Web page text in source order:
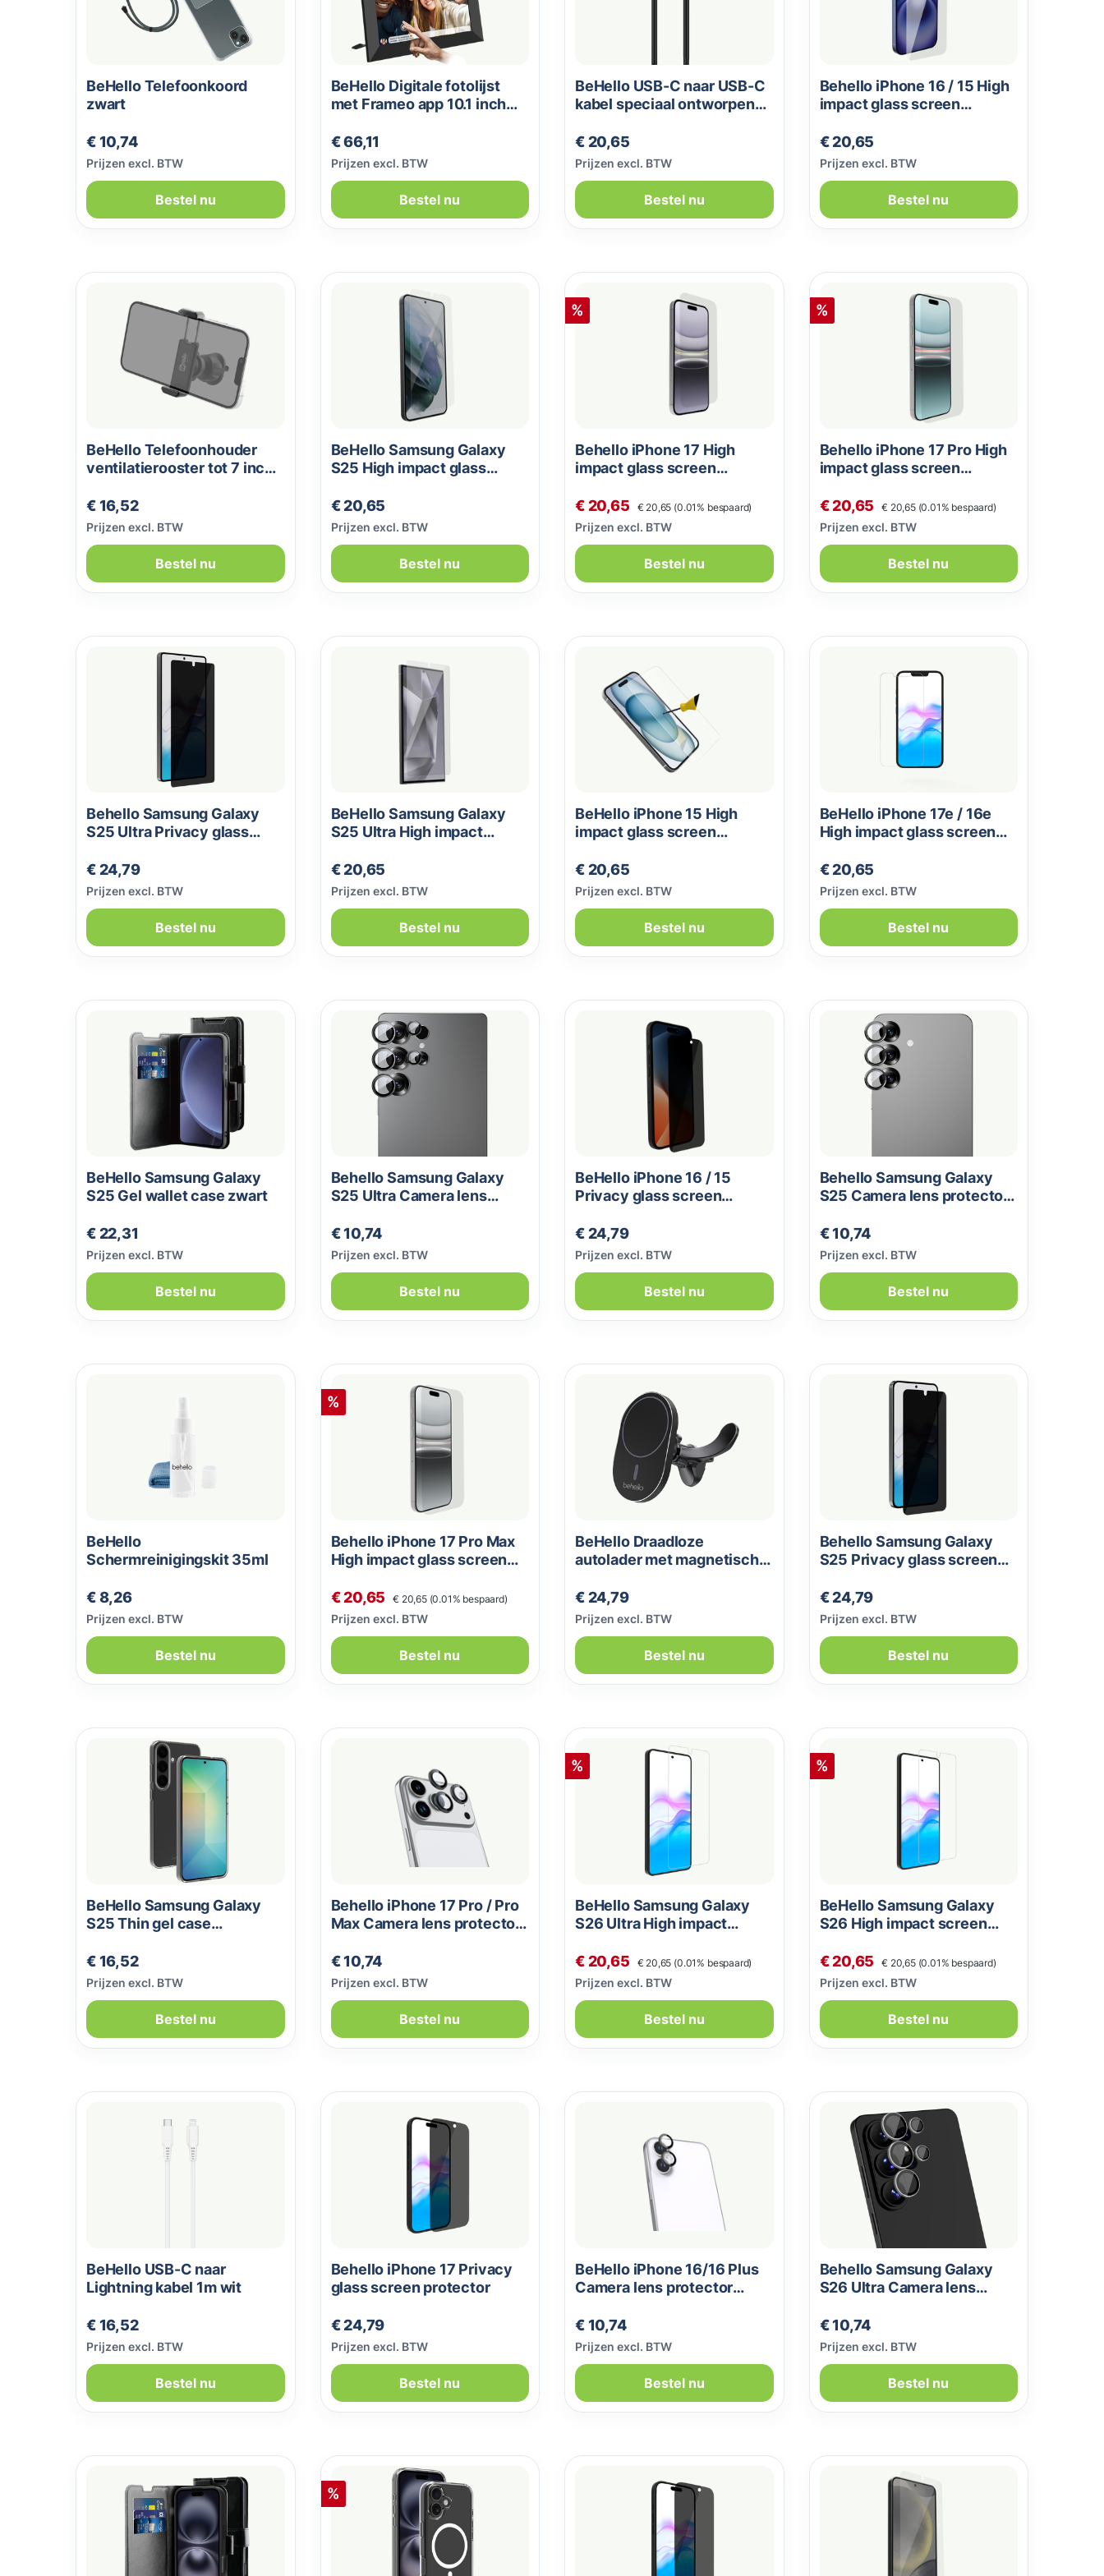
BeHello Telefoonkoord
zwart
Normale prijs:
€ 10,74
Prijzen excl. BTW
Bestel nu
BeHello Digitale fotolijst
met Frameo app 10.1 inch
Normale prijs:
€ 66,11
Prijzen excl. BTW
Bestel nu
BeHello USB-C naar USB-C
kabel speciaal ontworpen
Normale prijs:
€ 20,65
Prijzen excl. BTW
Bestel nu
Behello iPhone 16 / 15 High
impact glass screen
Normale prijs:
€ 20,65
Prijzen excl. BTW
Bestel nu
BeHello Telefoonhouder
ventilatierooster tot 7 inch
Normale prijs:
€ 16,52
Prijzen excl. BTW
Bestel nu
BeHello Samsung Galaxy
S25 High impact glass
Normale prijs:
€ 20,65
Prijzen excl. BTW
Bestel nu
Korting
%
Behello iPhone 17 High
impact glass screen
Verkoopprijs:
€ 20,65 Normale prijs:
€ 20,65 (0.01% bespaard)
Prijzen excl. BTW
Bestel nu
Korting
%
Behello iPhone 17 Pro High
impact glass screen
Verkoopprijs:
€ 20,65 Normale prijs:
€ 20,65 (0.01% bespaard)
Prijzen excl. BTW
Bestel nu
Behello Samsung Galaxy
S25 Ultra Privacy glass
Normale prijs:
€ 24,79
Prijzen excl. BTW
Bestel nu
BeHello Samsung Galaxy
S25 Ultra High impact
Normale prijs:
€ 20,65
Prijzen excl. BTW
Bestel nu
BeHello iPhone 15 High
impact glass screen
Normale prijs:
€ 20,65
Prijzen excl. BTW
Bestel nu
BeHello iPhone 17e / 16e
High impact glass screen
Normale prijs:
€ 20,65
Prijzen excl. BTW
Bestel nu
BeHello Samsung Galaxy
S25 Gel wallet case zwart
Normale prijs:
€ 22,31
Prijzen excl. BTW
Bestel nu
Behello Samsung Galaxy
S25 Ultra Camera lens
Normale prijs:
€ 10,74
Prijzen excl. BTW
Bestel nu
BeHello iPhone 16 / 15
Privacy glass screen
Normale prijs:
€ 24,79
Prijzen excl. BTW
Bestel nu
Behello Samsung Galaxy
S25 Camera lens protector
Normale prijs:
€ 10,74
Prijzen excl. BTW
Bestel nu
BeHello
Schermreinigingskit 35ml
Normale prijs:
€ 8,26
Prijzen excl. BTW
Bestel nu
Korting
%
Behello iPhone 17 Pro Max
High impact glass screen
Verkoopprijs:
€ 20,65 Normale prijs:
€ 20,65 (0.01% bespaard)
Prijzen excl. BTW
Bestel nu
BeHello Draadloze
autolader met magnetische
Normale prijs:
€ 24,79
Prijzen excl. BTW
Bestel nu
Behello Samsung Galaxy
S25 Privacy glass screen
Normale prijs:
€ 24,79
Prijzen excl. BTW
Bestel nu
BeHello Samsung Galaxy
S25 Thin gel case
Normale prijs:
€ 16,52
Prijzen excl. BTW
Bestel nu
Behello iPhone 17 Pro / Pro
Max Camera lens protector
Normale prijs:
€ 10,74
Prijzen excl. BTW
Bestel nu
Korting
%
BeHello Samsung Galaxy
S26 Ultra High impact
Verkoopprijs:
€ 20,65 Normale prijs:
€ 20,65 (0.01% bespaard)
Prijzen excl. BTW
Bestel nu
Korting
%
BeHello Samsung Galaxy
S26 High impact screen
Verkoopprijs:
€ 20,65 Normale prijs:
€ 20,65 (0.01% bespaard)
Prijzen excl. BTW
Bestel nu
BeHello USB-C naar
Lightning kabel 1m wit
Normale prijs:
€ 16,52
Prijzen excl. BTW
Bestel nu
Behello iPhone 17 Privacy
glass screen protector
Normale prijs:
€ 24,79
Prijzen excl. BTW
Bestel nu
BeHello iPhone 16/16 Plus
Camera lens protector
Normale prijs:
€ 10,74
Prijzen excl. BTW
Bestel nu
Behello Samsung Galaxy
S26 Ultra Camera lens
Normale prijs:
€ 10,74
Prijzen excl. BTW
Bestel nu
Korting
%